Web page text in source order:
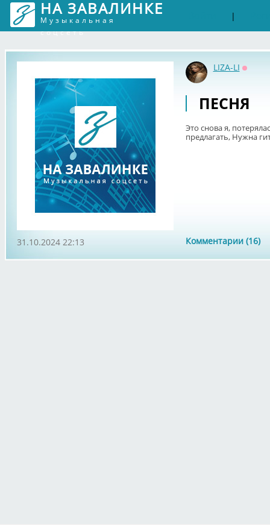
НА ЗАВАЛИНКЕ
Музыкальная
соцсеть
|
LIZA-LI
ПЕСНЯ
Это снова я,
предлагать, Нужна
Комментарии (16)
31.10.2024 22:13